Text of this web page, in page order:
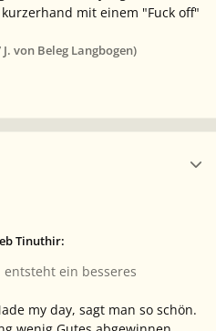
mit einem "Fuck off"
von Beleg Langbogen)
Tinuthir:
ein besseres
my day, sagt man so schön.